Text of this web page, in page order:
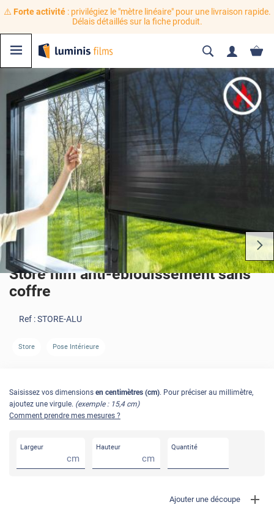
⚠️ Forte activité: privilégiez le "mètre linéaire" pour une livraison rapide.
Délais détaillés sur la fiche produit.
Store film anti-éblouissement sans
coffre
Ref :STORE-ALU
Store Pose Intérieure
Saisissez vos dimensions en centimètres (cm). Pour préciser au millimètre,
ajoutez une virgule. (exemple : 15,4 cm)
Comment prendre mes mesures ?
Largeur
cm
Hauteur
cm
Quantité
Ajouter une découpe